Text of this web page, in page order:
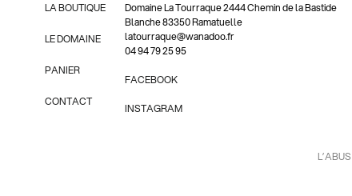
LA BOUTIQUE
LE DOMAINE
PANIER
CONTACT
Domaine La Tourraque 2444 Chemin de la Bastide
Blanche 83350 Ramatuelle
latourraque@wanadoo.fr
04 94 79 25 95
FACEBOOK
INSTAGRAM